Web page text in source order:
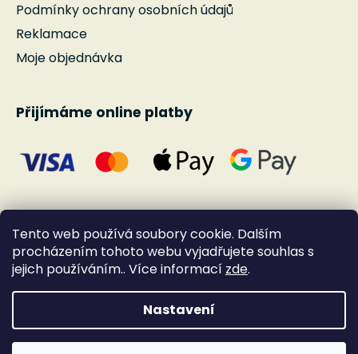
Tento web používá soubory cookie. Dalším
procházením tohoto webu vyjadřujete souhlas s
jejich používáním.. Více informací zde.
Nastavení
Podmínky ochrany osobních údajů
Reklamace
Moje objednávka
Přijímáme online platby
Vytvořil Shoptet